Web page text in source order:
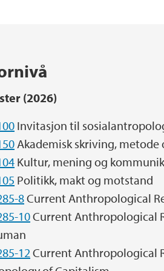
i sosialantropologi
hovedfagsoppgaver
(2026)
Invitasjon til
Akademisk skriving,
Kultur, mening og
Politikk, makt og motstand
8Current Anthropological
10Current Anthropological
12Current Anthropological